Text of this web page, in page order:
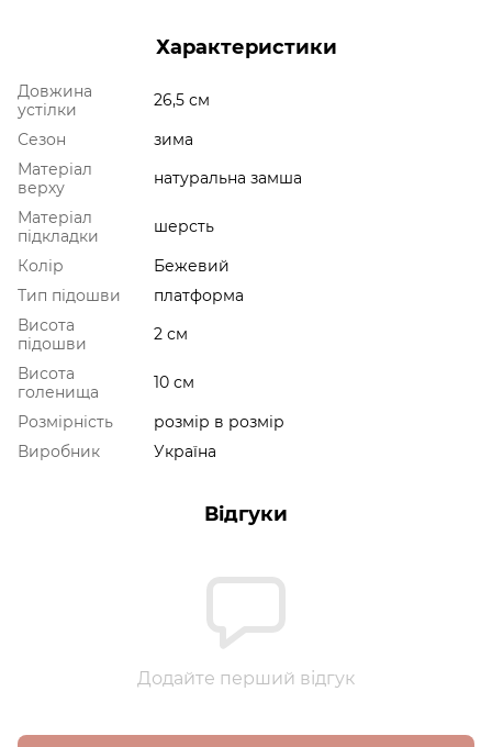
Характеристики
Довжина
устілки
26,5 см
Сезон
зима
Матеріал
верху
натуральна замша
Матеріал
підкладки
шерсть
Колір
Бежевий
Тип підошви
платформа
Висота
підошви
2 см
Висота
голенища
10 см
Розмірність
розмір в розмір
Виробник
Україна
Відгуки
Додайте перший відгук